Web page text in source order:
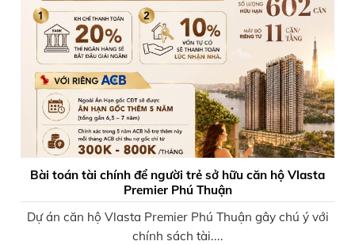
Bài toán tài chính để người trẻ sở hữu căn hộ Vlasta
Premier Phú Thuận
Dự án căn hộ Vlasta Premier Phú Thuận gây chú ý với
chính sách tài....